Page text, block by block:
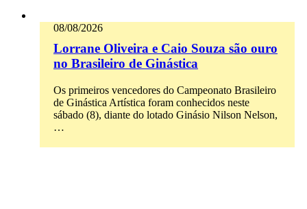
08/08/2026
Lorrane Oliveira e Caio Souza são ouro
no Brasileiro de Ginástica
Os primeiros vencedores do Campeonato Brasileiro
de Ginástica Artística foram conhecidos neste
sábado (8), diante do lotado Ginásio Nilson Nelson,
…